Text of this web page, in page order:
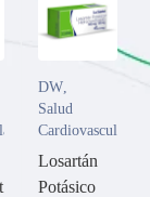
DW,
Salud
Cardiovascular
Losartán
Potásico